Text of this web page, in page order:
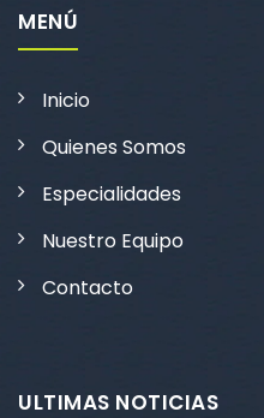
MENÚ
Inicio
Quienes Somos
Especialidades
Nuestro Equipo
Contacto
ULTIMAS NOTICIAS